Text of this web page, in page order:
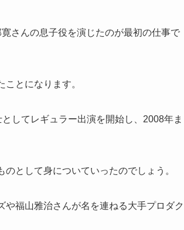
さんの息子役を演じたのが最初の仕事で
とになります。
してレギュラー出演を開始し、2008年ま
として身についていったのでしょう。
福山雅治さんが名を連ねる大手プロダク